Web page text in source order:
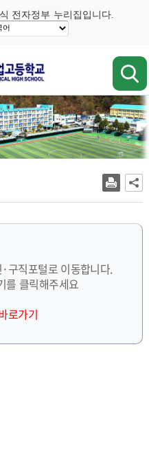
전자정부 누리집입니다.
구직포털로 이동합니다.
를 클릭해주세요
로가기